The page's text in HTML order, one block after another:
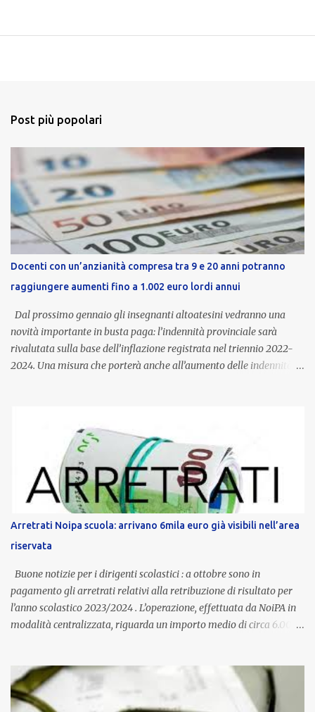
Post più popolari
Docenti con un’anzianità compresa tra 9 e 20 anni potranno
raggiungere aumenti fino a 1.002 euro lordi annui
Dal prossimo gennaio gli insegnanti altoatesini vedranno una
novità importante in busta paga: l’indennità provinciale sarà
rivalutata sulla base dell’inflazione registrata nel triennio 2022-
2024. Una misura che porterà anche all’aumento delle indennità di
dedicato alle donne vittime di violenza di genere, in linea con la
normativa nazionale e con l’obiettivo di offrire maggiore tutela e
supporto in situazioni delicate. L’indennità provinciale per i docenti
è un unicum in Italia: si tratta di una misura esclusiva della
Provincia autonoma di Bolzano, che integra in maniera stabile lo
stipendio nazionale grazie alle prerogative garantite
dall’autonomia locale. Non è un bonus temporaneo né un
compenso accessorio, ma una voce strutturale di retribuzione,
aggiornata periodicamente in base al cost...
Arretrati Noipa scuola: arrivano 6mila euro già visibili nell’area
riservata
Buone notizie per i dirigenti scolastici : a ottobre sono in
pagamento gli arretrati relativi alla retribuzione di risultato per
l’anno scolastico 2023/2024 . L’operazione, effettuata da NoiPA in
modalità centralizzata, riguarda un importo medio di circa 6.000
ordinaria di ottobre . Cos’è la retribuzione di risultato La
retribuzione di risultato rappresenta la parte variabile dello
stipendio dei dirigenti scolastici. Viene corrisposta per valorizzare